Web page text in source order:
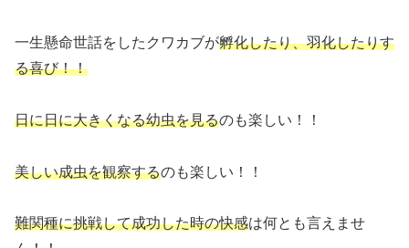
一生懸命世話をしたクワカブが孵化したり、羽化したりす
る喜び！！
日に日に大きくなる幼虫を見るのも楽しい！！
美しい成虫を観察するのも楽しい！！
難関種に挑戦して成功した時の快感は何とも言えませ